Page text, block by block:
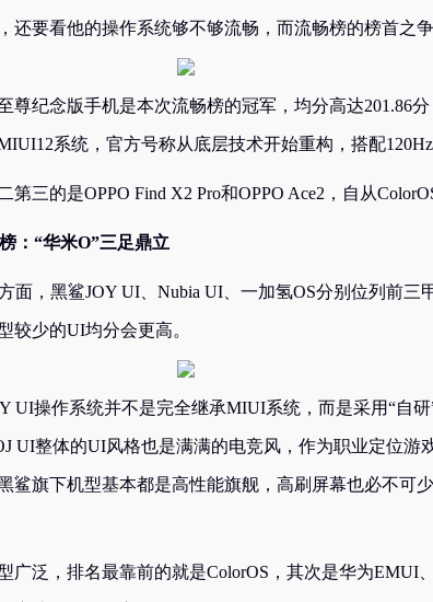
还要看他的操作系统够不够流畅，而流畅榜的榜首之
尊纪念版手机是本次流畅榜的冠军，均分高达201.86
系统，官方号称从底层技术开始重构，搭配
第三的是OPPO Find X2 Pro和OPPO Ace2，自从
：“华米O”三足鼎立
面，黑鲨JOY UI、Nubia UI、一加氢OS分别位列前
较少的UI均分会更高。
UI操作系统并不是完全继承MIUI系统，而是采用“自
UI整体的UI风格也是满满的电竞风，作为职业定位游
鲨旗下机型基本都是高性能旗舰，高刷屏幕也必不可
广泛，排名最靠前的就是ColorOS，其次是华为EMUI